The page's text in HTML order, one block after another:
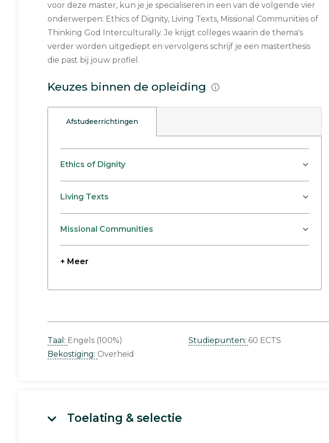
voor deze master, kun je je specialiseren in een van de volgende vier
onderwerpen: Ethics of Dignity, Living Texts, Missional Communities of
Thinking God Interculturally. Je krijgt colleges waarin de thema's
verder worden uitgediept en vervolgens schrijf je een masterthesis
die past bij jouw profiel.
Keuzes binnen de opleiding
Afstudeerrichtingen
Ethics of Dignity
Living Texts
Missional Communities
+ Meer
Taal: Engels (100%)
Bekostiging: Overheid
Studiepunten: 60 ECTS
Toelating & selectie